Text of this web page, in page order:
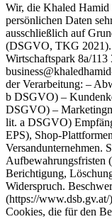
Wir, die Khaled Hamid
persönlichen Daten
ausschließlich auf
(DSGVO, TKG
Wirtschaftspark 8a/
der Verarbeitung: –
b DSGVO) –
DSGVO) –
lit. a DSGVO)
EPS), Shop-
Versandunternehmen.
Aufbewahrungsfristen
Berichtigung,
Widerspruch.
(https://
Cookies, die für den